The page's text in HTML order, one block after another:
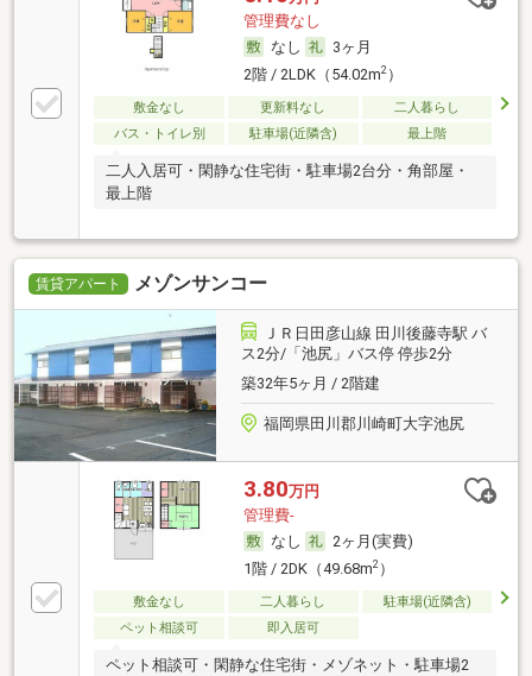
管理費なし
なし
3ヶ月
2階 / 2LDK（54.02m2）
敷金なし 更新料なし
二人暮らし
バス・トイレ別
駐車場(近隣含) 最上階
二人入居可・閑静な住宅街・駐車場2台分・角部屋・
最上階
賃貸アパート メゾンサンコー
ＪＲ日田彦山線 田川後藤寺駅 バ
ス2分/「池尻」バス停 停歩2分
築32年5ヶ月 / 2階建
福岡県田川郡川崎町大字池尻
3.80万円
管理費-
なし
2ヶ月(実費)
1階 / 2DK（49.68m2）
敷金なし 二人暮らし
駐車場(近隣含)
ペット相談可
即入居可
ペット相談可・閑静な住宅街・メゾネット・駐車場2